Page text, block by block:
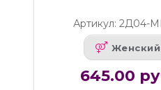
Артикул: 2Д04-
Женский
645.00